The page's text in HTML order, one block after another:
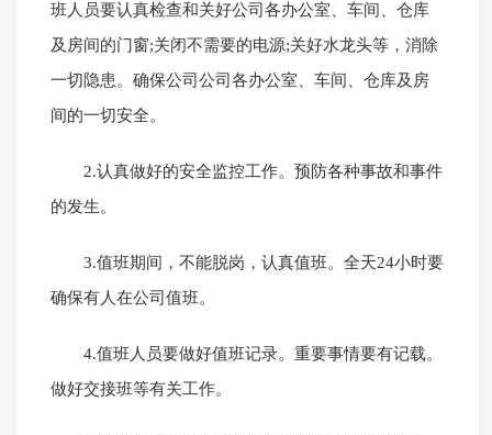
班人员要认真检查和关好公司各办公室、车间、仓库
及房间的门窗;关闭不需要的电源;关好水龙头等，消除
一切隐患。确保公司公司各办公室、车间、仓库及房
间的一切安全。
2.认真做好的安全监控工作。预防各种事故和事件
的发生。
3.值班期间，不能脱岗，认真值班。全天24小时要
确保有人在公司值班。
4.值班人员要做好值班记录。重要事情要有记载。
做好交接班等有关工作。